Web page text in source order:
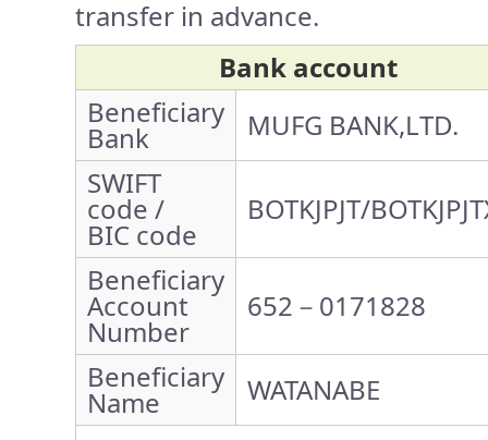
transfer in advance.
Bank account
Beneficiary
Bank
MUFG BANK,LTD.
SWIFT
code /
BIC code
BOTKJPJT/
Beneficiary
Account
Number
652－0171828
Beneficiary
Name WATANABE